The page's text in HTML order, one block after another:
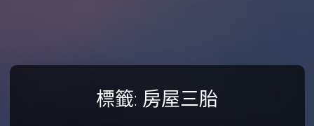
標籤: 房屋三胎